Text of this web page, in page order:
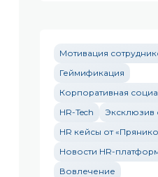
Мотивация
Геймификация
Корпоративная
HR-Tech
Эксклюзив
HR кейсы от
Новости HR-
Вовлечение